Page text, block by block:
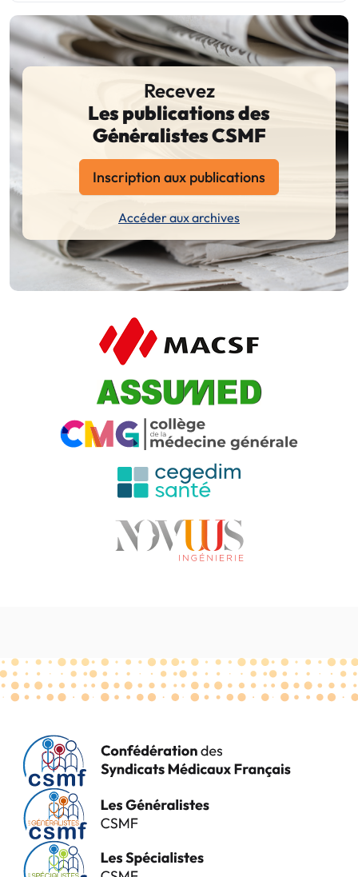
Recevez
Les publications des
Généralistes CSMF
Inscription aux publications
Accéder aux archives